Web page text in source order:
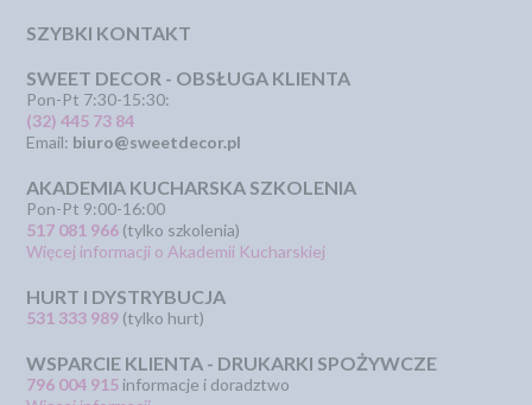
SZYBKI KONTAKT
SWEET DECOR - OBSŁUGA KLIENTA
Pon-Pt 7:30-15:30:
(32) 445 73 84
Email: biuro@sweetdecor.pl
AKADEMIA KUCHARSKA SZKOLENIA
Pon-Pt 9:00-16:00
517 081 966 (tylko szkolenia)
Więcej informacji o Akademii Kucharskiej
HURT I DYSTRYBUCJA
531 333 989 (tylko hurt)
WSPARCIE KLIENTA - DRUKARKI SPOŻYWCZE
796 004 915 informacje i doradztwo